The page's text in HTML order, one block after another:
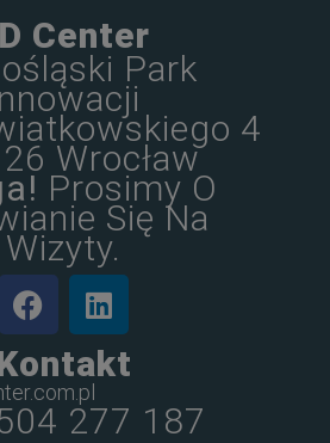
Center
Park
4
Wrocław
Prosimy O
Się Na
Wizyty.
277 187